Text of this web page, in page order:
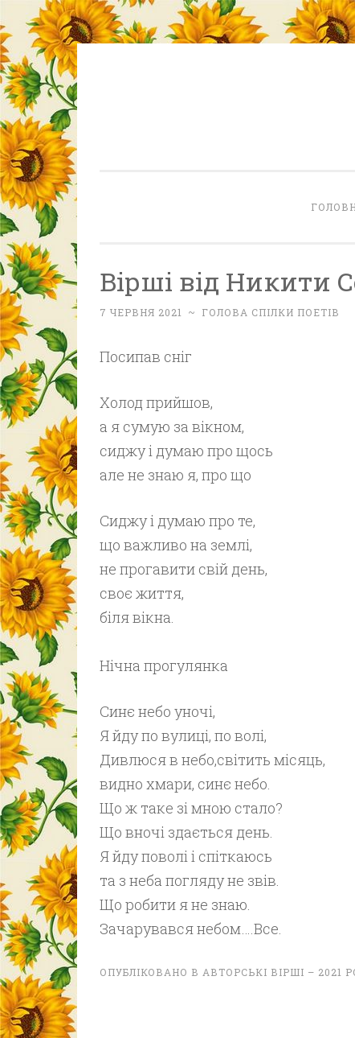
Вірші від Никити
7 ЧЕРВНЯ 2021 ~ ГОЛОВА СПІЛКИ ПОЕТІВ
Посипав сніг
Холод прийшов,
а я сумую за вікном,
сиджу і думаю про щось
але не знаю я, про що
Сиджу і думаю про те,
що важливо на землі,
не прогавити свій день,
своє життя,
біля вікна.
Нічна прогулянка
Синє небо уночі,
Я йду по вулиці, по волі,
Дивлюся в небо,світить місяць,
видно хмари, синє небо.
Що ж таке зі мною стало?
Що вночі здається день.
Я йду поволі і спіткаюсь
та з неба погляду не звів.
Що робити я не знаю.
Зачарувався небом….Все.
ОПУБЛІКОВАНО В АВТОРСЬКІ ВІРШІ – 2021